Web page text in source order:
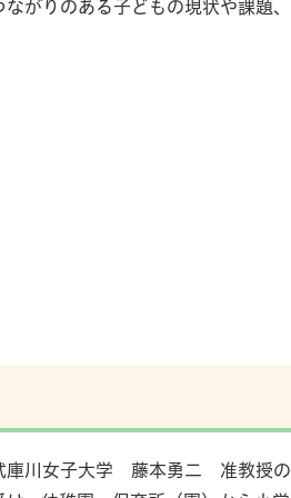
がりのある子どもの現状や課題、
庫川女子大学 藤本勇二 准教授の